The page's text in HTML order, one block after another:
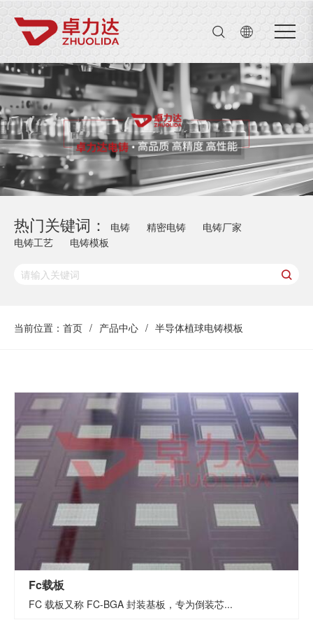
公司名
首页
Open submenu (关于我们)
关于我们
4
Open submenu (产品中心)
产品中心
3
Open submenu (新闻动态)
新闻动态
联系我们
热门关键词： 电铸 精密电铸
电铸厂家
电铸工艺
电铸模板
当前位置： 首页 / 产品中心 / 半导体植球电铸模板
Fc载板
FC 载板又称 FC-BGA 封装基板，专为倒装芯...